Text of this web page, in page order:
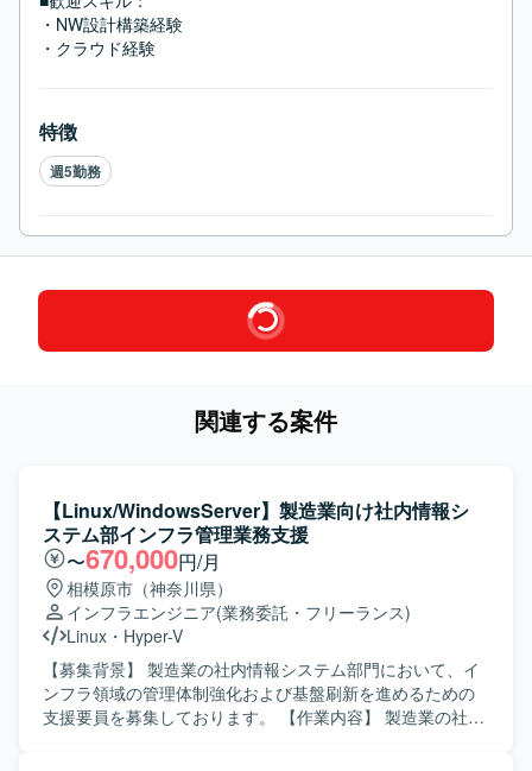
・NW設計構築経験
・クラウド経験
特徴
週5勤務
関連する案件
【Linux/WindowsServer】製造業向け社内情報シ
ステム部インフラ管理業務支援
〜670,000円/月
相模原市（神奈川県）
インフラエンジニア(業務委託・フリーランス)
Linux ・ Hyper-V
【募集背景】 製造業の社内情報システム部門において、イ
ンフラ領域の管理体制強化および基盤刷新を進めるための
支援要員を募集しております。 【作業内容】 製造業の社内